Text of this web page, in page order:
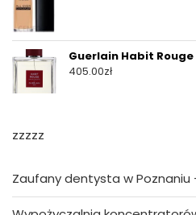
Guerlain Habit
405.00zł
zzzzz
Zaufany dentysta w Poznaniu